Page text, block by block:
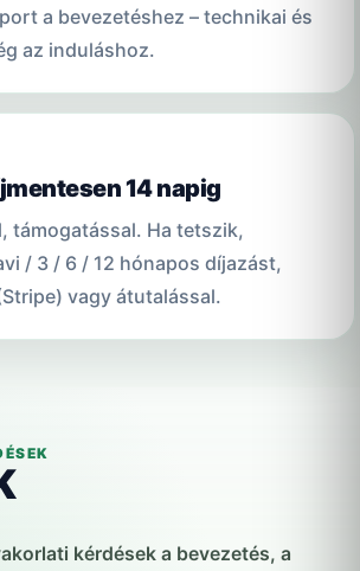
a bevezetéshez – technikai és
az induláshoz.
14 napig
támogatással. Ha tetszik,
/ 3 / 6 / 12 hónapos díjazást,
vagy átutalással.
kérdések a bevezetés, a